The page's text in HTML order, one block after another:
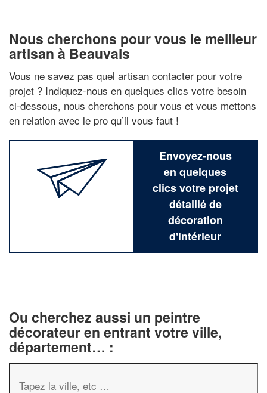
Nous cherchons pour vous le meilleur
artisan à Beauvais
Vous ne savez pas quel artisan contacter pour votre
projet ? Indiquez-nous en quelques clics votre besoin
ci-dessous, nous cherchons pour vous et vous mettons
en relation avec le pro qu’il vous faut !
Envoyez-nous
en quelques
clics votre projet
détaillé de
décoration
d'intérieur
Ou cherchez aussi un peintre
décorateur en entrant votre ville,
département… :